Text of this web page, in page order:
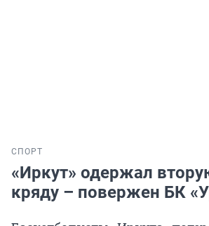
СПОРТ
«Иркут» одержал
кряду – повержен БК